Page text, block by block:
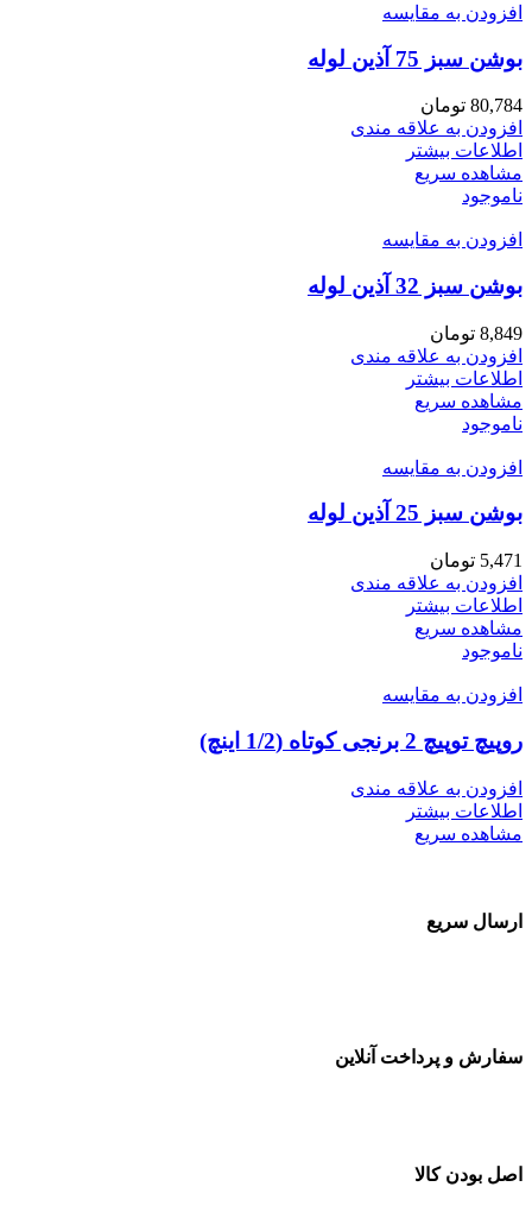
افزودن به مقایسه
بوشن سبز 75 آذین لوله
80,784 تومان
افزودن به علاقه مندی
اطلاعات بیشتر
مشاهده سریع
ناموجود
افزودن به مقایسه
بوشن سبز 32 آذین لوله
8,849 تومان
افزودن به علاقه مندی
اطلاعات بیشتر
مشاهده سریع
ناموجود
افزودن به مقایسه
بوشن سبز 25 آذین لوله
5,471 تومان
افزودن به علاقه مندی
اطلاعات بیشتر
مشاهده سریع
ناموجود
افزودن به مقایسه
روپیچ توپیچ 2 برنجی کوتاه (1/2 اینچ)
افزودن به علاقه مندی
اطلاعات بیشتر
مشاهده سریع
ارسال سریع
سفارش و پرداخت آنلاین
اصل بودن کالا